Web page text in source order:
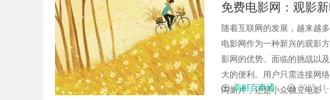
免费电影网：观影
随着互联网的发展，越来越
电影网作为一种新兴的观影
影网的优势、面临的挑战以
大的便利。用户只需连接网
门新片，还是小众独立电影
高邮百事通 2025-